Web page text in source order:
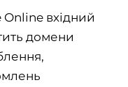
Online вхідний
домени